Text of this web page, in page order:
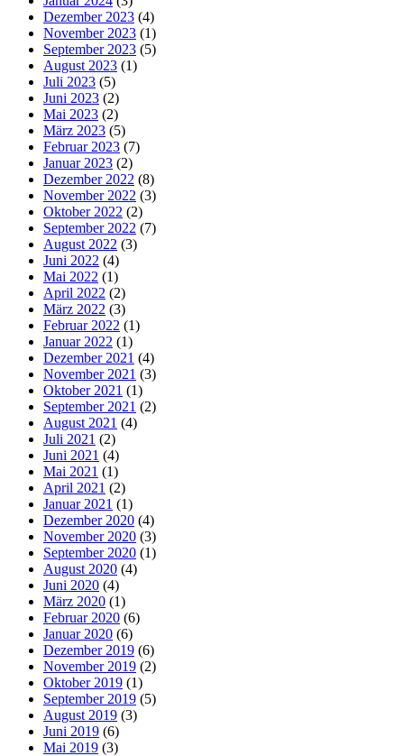
Dezember 2023 (4)
November 2023 (1)
September 2023 (5)
August 2023 (1)
Juli 2023 (5)
Juni 2023 (2)
Mai 2023 (2)
März 2023 (5)
Februar 2023 (7)
Januar 2023 (2)
Dezember 2022 (8)
November 2022 (3)
Oktober 2022 (2)
September 2022 (7)
August 2022 (3)
Juni 2022 (4)
Mai 2022 (1)
April 2022 (2)
März 2022 (3)
Februar 2022 (1)
Januar 2022 (1)
Dezember 2021 (4)
November 2021 (3)
Oktober 2021 (1)
September 2021 (2)
August 2021 (4)
Juli 2021 (2)
Juni 2021 (4)
Mai 2021 (1)
April 2021 (2)
Januar 2021 (1)
Dezember 2020 (4)
November 2020 (3)
September 2020 (1)
August 2020 (4)
Juni 2020 (4)
März 2020 (1)
Februar 2020 (6)
Januar 2020 (6)
Dezember 2019 (6)
November 2019 (2)
Oktober 2019 (1)
September 2019 (5)
August 2019 (3)
Juni 2019 (6)
Mai 2019 (3)